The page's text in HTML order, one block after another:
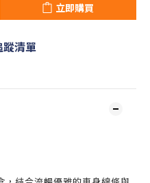
立即購買
蹤清單